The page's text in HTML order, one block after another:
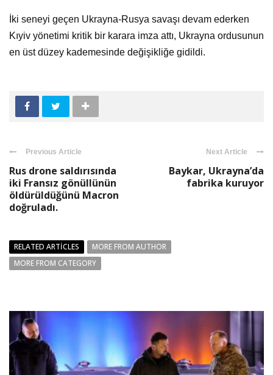
İki seneyi geçen Ukrayna-Rusya savaşı devam ederken
Kıyiv yönetimi kritik bir karara imza attı, Ukrayna ordusunun
en üst düzey kademesinde değişikliğe gidildi.
Previous Article
Rus drone saldırısında
iki Fransız gönüllünün
öldürüldüğünü Macron
doğruladı.
Next Article
Baykar, Ukrayna’da
fabrika kuruyor
RELATED ARTICLES
MORE FROM AUTHOR
MORE FROM CATEGORY